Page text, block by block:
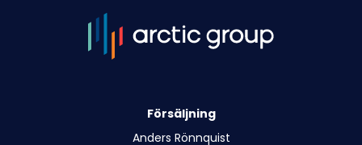
Försäljning
Anders Rönnquist